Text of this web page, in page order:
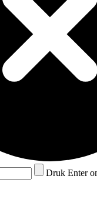
Druk Enter